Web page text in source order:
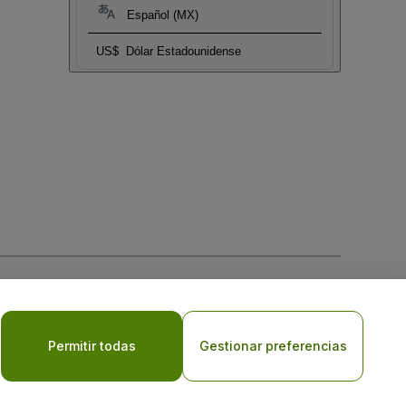
Español (MX)
US$ Dólar Estadounidense
laPolítica de Privacidad para Móviles
Permitir todas Gestionar preferencias